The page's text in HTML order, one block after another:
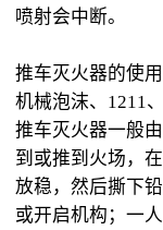
喷射会中断。
推车灭火器的使用
机械泡沫、1211
推车灭火器一般
到或推到火场，
放稳，然后撕下
或开启机构；一